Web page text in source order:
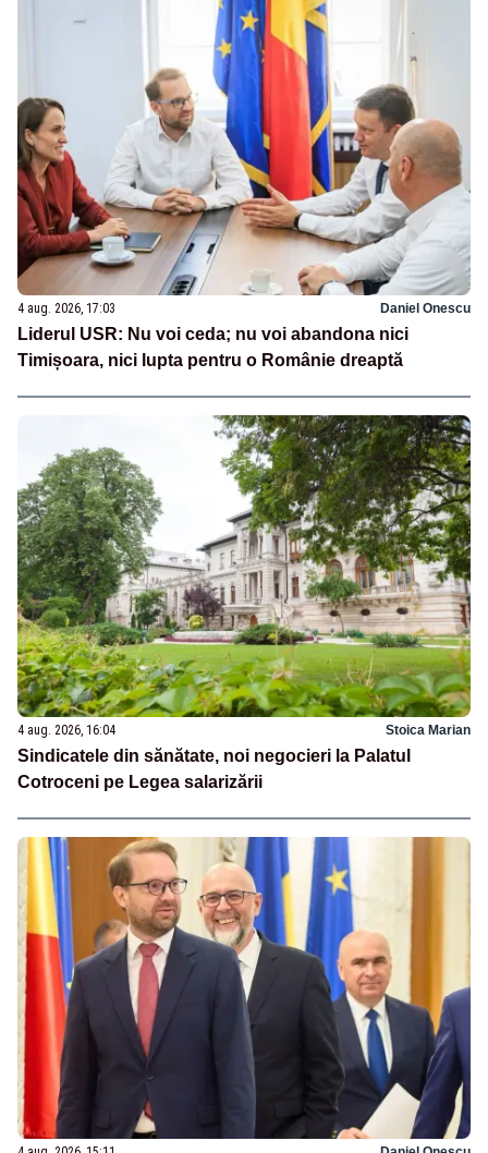
4 aug. 2026, 17:03 Daniel Onescu
Liderul USR: Nu voi ceda; nu voi abandona nici
Timișoara, nici lupta pentru o Românie dreaptă
4 aug. 2026, 16:04 Stoica Marian
Sindicatele din sănătate, noi negocieri la Palatul
Cotroceni pe Legea salarizării